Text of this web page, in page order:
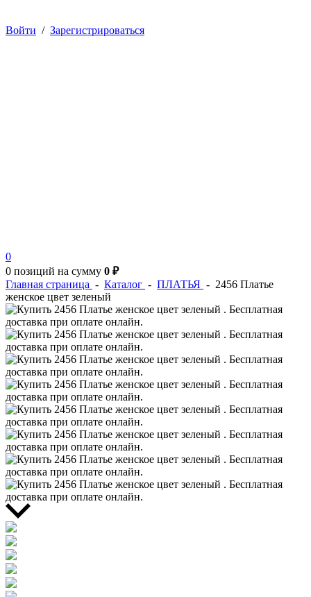
Войти / Зарегистрироваться
0
0 позиций на сумму 0 ₽
Главная страница - Каталог - ПЛАТЬЯ - 2456 Платье
женское цвет зеленый